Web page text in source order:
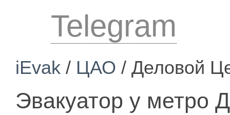
Telegram
iEvak / ЦАО / Деловой
Эвакуатор у метро